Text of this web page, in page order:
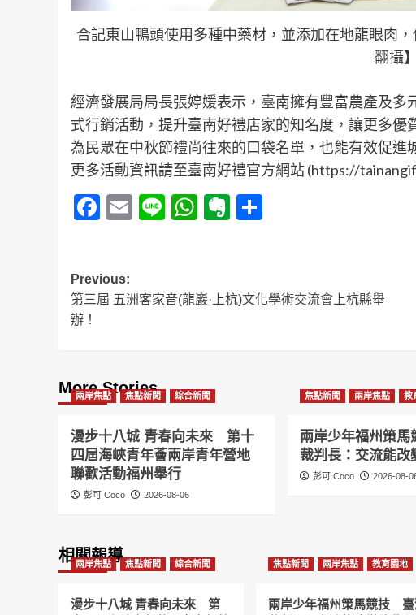
合記東山鴨頭使用多種中藥材，並添加在地龍眼肉
翻攝】
經濟發展局局長張婷媛表示，臺南擁有豐富農產及
式行銷活動，提升臺南好禮店家的知名度，讓更多
為民眾在中秋節禮尚往來的口袋名單，也能有效促
更多活動資訊請至臺南好禮官方網站 (https://
Facebook
Email
LineWhatsApp
Evernote
Post
navigation
Previous:
第三屆 五洲客家音(龍巖·上杭)文化學術交流會上杭縣舉
辦！
More Stories
兩岸焦點 焦點新聞 綜合新聞
漫步十八城 青春向未來 第十
四屆海峽青年薈兩岸青年營地
聯歡活動福州舉行
彭可 Coco 2026-08-06
焦點新聞 兩岸焦點 教
兩岸少年福州策
裁判長：交流能改
彭可 Coco 2026-08-
相關報導
兩岸焦點 焦點新聞 綜合新聞
漫步十八城 青春向未來 第
焦點新聞 兩岸焦點 教育園地
兩岸少年福州策馬競技 臺